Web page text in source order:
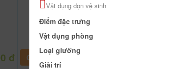
đ CHƯA KHAI BÁO PHÒNG
Vật dụng dọn vệ sinh
Điểm đặc trưng
Vật dụng phòng
Loại giường
Giải trí